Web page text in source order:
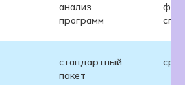
анализ
программ
стандартный
пакет